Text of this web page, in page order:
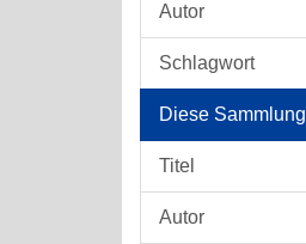
Autor
Schlagwort
Diese Sammlung
Titel
Autor